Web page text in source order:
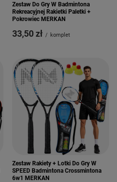
Zestaw Do Gry W Badmintona
Rekreacyjnej Rakietki Paletki +
Pokrowiec MERKAN
33,50 zł / komplet
Zestaw Rakiety + Lotki Do Gry W
SPEED Badmintona Crossmintona
6w1 MERKAN